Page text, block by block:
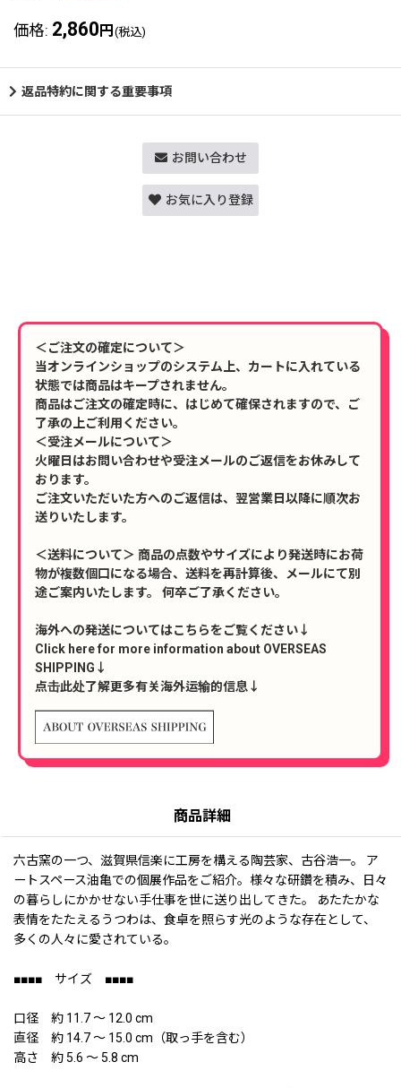
価格: 2,860 円 (税込)
返品特約に関する重要事項
お問い合わせ
お気に入り登録
＜ご注文の確定について＞
当オンラインショップのシステム上、カートに入れている
状態では商品はキープされません。
商品はご注文の確定時に、はじめて確保されますので、ご
了承の上ご利用ください。
＜受注メールについて＞
火曜日はお問い合わせや受注メールのご返信をお休みして
おります。
ご注文いただいた方へのご返信は、翌営業日以降に順次お
送りいたします。
＜送料について＞ 商品の点数やサイズにより発送時にお荷
物が複数個口になる場合、送料を再計算後、メールにて別
途ご案内いたします。 何卒ご了承ください。
海外への発送についてはこちらをご覧ください↓
Click here for more information about OVERSEAS
SHIPPING↓
点击此处了解更多有关海外运输的信息↓
商品詳細
六古窯の一つ、滋賀県信楽に工房を構える陶芸家、古谷浩一。 ア
ートスペース油亀での個展作品をご紹介。様々な研鑽を積み、日々
の暮らしにかかせない手仕事を世に送り出してきた。 あたたかな
表情をたたえるうつわは、食卓を照らす光のような存在として、
多くの人々に愛されている。
■■■■ サイズ ■■■■
口径 約 11.7 〜 12.0 cm
直径 約 14.7 〜 15.0 cm（取っ手を含む）
高さ 約 5.6 〜 5.8 cm